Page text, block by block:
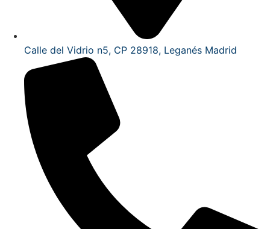
Calle del Vidrio n5, CP 28918, Leganés Madrid